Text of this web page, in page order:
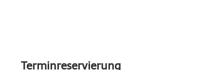
Terminreservierung